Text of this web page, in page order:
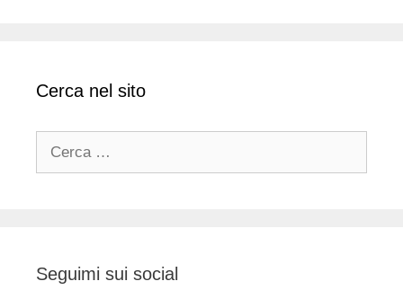
Cerca nel sito
Seguimi sui social